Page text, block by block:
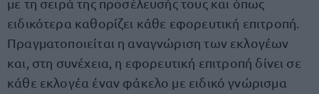
με τη σειρά της προσέλευσής τους και όπως
ειδικότερα καθορίζει κάθε εφορευτική επιτροπή.
Πραγματοποιείται η αναγνώριση των εκλογέων
και, στη συνέχεια, η εφορευτική επιτροπή δίνει σε
κάθε εκλογέα έναν φάκελο με ειδικό γνώρισμα